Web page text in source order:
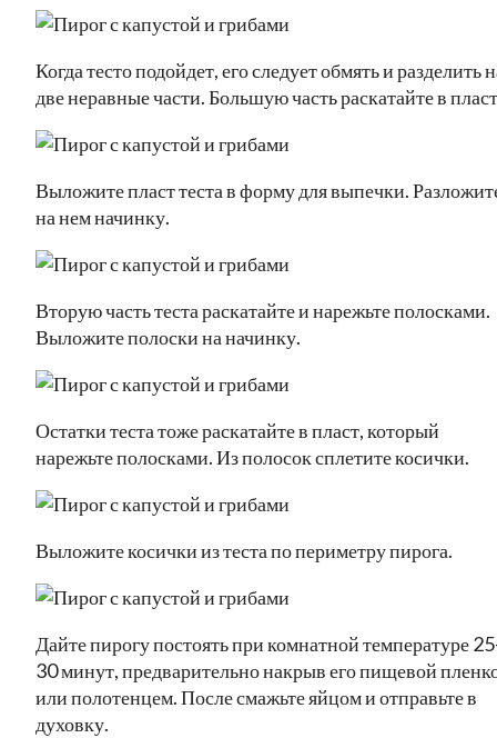
Когда тесто подойдет, его следует обмять и разделить
две неравные части. Большую часть раскатайте в
Выложите пласт теста в форму для выпечки.
на нем начинку.
Вторую часть теста раскатайте и нарежьте полосками.
Выложите полоски на начинку.
Остатки теста тоже раскатайте в пласт, который
нарежьте полосками. Из полосок сплетите косички.
Выложите косички из теста по периметру пирога.
Дайте пирогу постоять при комнатной температуре
30 минут, предварительно накрыв его пищевой
или полотенцем. После смажьте яйцом и отправьте в
духовку.